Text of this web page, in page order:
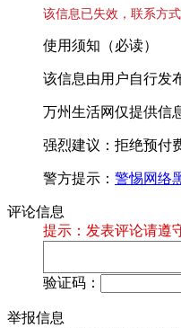
该信息已失效，联系方
使用须知（必读）
该信息由用户自行发
万州生活网仅提供信
强烈建议：拒绝预付
警方提示： 警惕网络
评论信息
提示：发表评论请遵
验证码：
举报信息